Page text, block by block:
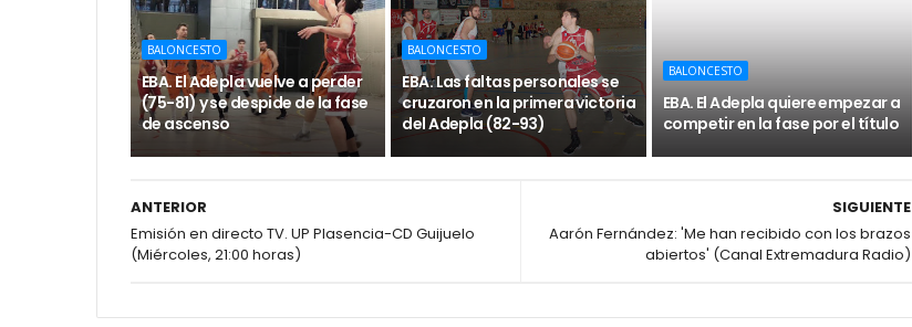
BALONCESTO
EBA. El Adepla vuelve a perder
(75-81) y se despide de la fase
de ascenso
BALONCESTO
EBA. Las faltas personales se
cruzaron en la primera victoria
del Adepla (82-93)
BALONCESTO
EBA. El Adepla quiere empezar a
competir en la fase por el título
SIGUIENTE
Aarón Fernández: 'Me han recibido con los brazos
abiertos' (Canal Extremadura Radio)
ANTERIOR
Emisión en directo TV. UP Plasencia-CD Guijuelo
(Miércoles, 21:00 horas)